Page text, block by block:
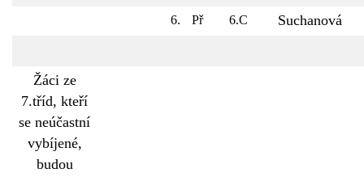
6. Př 6.C Suchanová
Žáci ze
7.tříd, kteří
se neúčastní
vybíjené,
budou